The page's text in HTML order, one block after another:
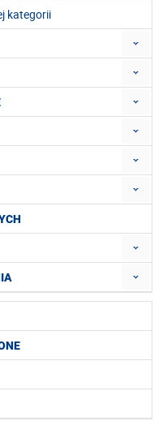
kategorii